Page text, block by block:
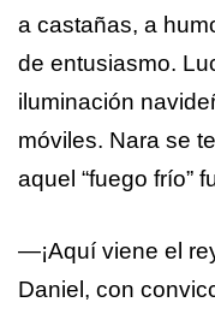
a castañas, a
de entusiasmo.
iluminación
móviles. Nara se
aquel “fuego frío”
—¡Aquí viene el
Daniel, con